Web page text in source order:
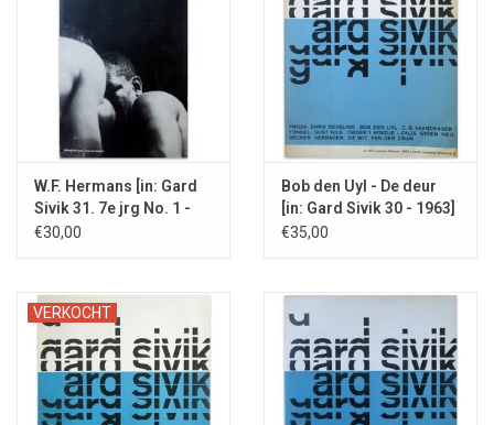
W.F. Hermans [in: Gard
Sivik 31. 7e jrg No. 1 -
1963]
€30,00
Bob den Uyl - De deur
[in: Gard Sivik 30 - 1963]
€35,00
VERKOCHT